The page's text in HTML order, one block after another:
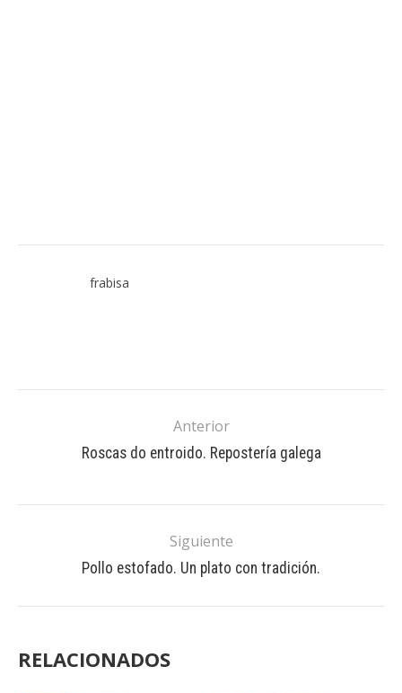
frabisa
Anterior
Roscas do entroido. Repostería galega
Siguiente
Pollo estofado. Un plato con tradición.
RELACIONADOS